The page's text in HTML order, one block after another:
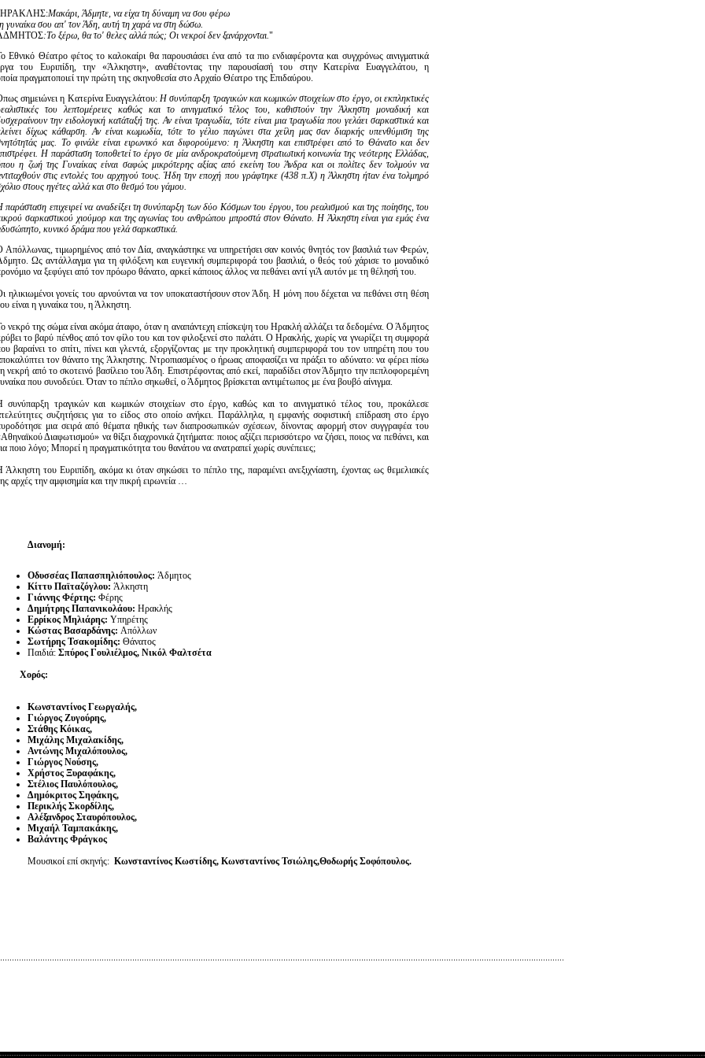
Μακάρι, Άδμητε, να είχα τη δύναμη να σου φέρω
γυναίκα σου απ' τον Άδη, αυτή τη χαρά να στη δώσω.
:Το ξέρω, θα το' θελες αλλά πώς; Οι νεκροί δεν ξανάρχονται."
Εθνικό Θέατρο φέτος το καλοκαίρι θα παρουσιάσει ένα από τα πιο ενδιαφέροντα και συγχρόνως αινιγματικά
του Ευριπίδη, την «Άλκηστη», αναθέτοντας την παρουσίασή του στην Κατερίνα Ευαγγελάτου, η
πραγματοποιεί την πρώτη της σκηνοθεσία στο Αρχαίο Θέατρο της Επιδαύρου.
σημειώνει η Κατερίνα Ευαγγελάτου:Η συνύπαρξη τραγικών και κωμικών στοιχείων στο έργο, οι εκπληκτικές
του λεπτομέρειες καθώς και το αινιγματικό τέλος του, καθιστούν την Άλκηστη μοναδική και
την ειδολογική κατάταξή της. Αν είναι τραγωδία, τότε είναι μια τραγωδία που γελάει σαρκαστικά και
δίχως κάθαρση. Αν είναι κωμωδία, τότε το γέλιο παγώνει στα χείλη μας σαν διαρκής υπενθύμιση της
μας. Το φινάλε είναι ειρωνικό και διφορούμενο: η Άλκηστη και επιστρέφει από το Θάνατο και δεν
Η παράσταση τοποθετεί το έργο σε μία ανδροκρατούμενη στρατιωτική κοινωνία της νεότερης Ελλάδας,
η ζωή της Γυναίκας είναι σαφώς μικρότερης αξίας από εκείνη του Άνδρα και οι πολίτες δεν τολμούν να
στις εντολές του αρχηγού τους. Ήδη την εποχή που γράφτηκε (438 π.Χ) η Άλκηστη ήταν ένα τολμηρό
στους ηγέτες αλλά και στο θεσμό του γάμου.
παράσταση επιχειρεί να αναδείξει τη συνύπαρξη των δύο Κόσμων του έργου, του ρεαλισμού και της ποίησης, του
σαρκαστικού χιούμορ και της αγωνίας του ανθρώπου μπροστά στον Θάνατο. Η Άλκηστη είναι για εμάς ένα
κυνικό δράμα που γελά σαρκαστικά.
Απόλλωνας, τιμωρημένος από τον Δία, αναγκάστηκε να υπηρετήσει σαν κοινός θνητός τον βασιλιά των Φερών,
Ως αντάλλαγμα για τη φιλόξενη και ευγενική συμπεριφορά του βασιλιά, ο θεός τού χάρισε το μοναδικό
να ξεφύγει από τον πρόωρο θάνατο, αρκεί κάποιος άλλος να πεθάνει αντί γιΆ αυτόν με τη θέλησή του.
ηλικιωμένοι γονείς του αρνούνται να τον υποκαταστήσουν στον Άδη. Η μόνη που δέχεται να πεθάνει στη θέση
είναι η γυναίκα του, η Άλκηστη.
νεκρό της σώμα είναι ακόμα άταφο, όταν η αναπάντεχη επίσκεψη του Ηρακλή αλλάζει τα δεδομένα. Ο Άδμητος
το βαρύ πένθος από τον φίλο του και τον φιλοξενεί στο παλάτι. Ο Ηρακλής, χωρίς να γνωρίζει τη συμφορά
βαραίνει το σπίτι, πίνει και γλεντά, εξοργίζοντας με την προκλητική συμπεριφορά του τον υπηρέτη που του
τον θάνατο της Άλκηστης. Ντροπιασμένος ο ήρωας αποφασίζει να πράξει το αδύνατο: να φέρει πίσω
νεκρή από το σκοτεινό βασίλειο του Άδη. Επιστρέφοντας από εκεί, παραδίδει στον Άδμητο την πεπλοφορεμένη
που συνοδεύει. Όταν το πέπλο σηκωθεί, ο Άδμητος βρίσκεται αντιμέτωπος με ένα βουβό αίνιγμα.
συνύπαρξη τραγικών και κωμικών στοιχείων στο έργο, καθώς και το αινιγματικό τέλος του, προκάλεσε
συζητήσεις για το είδος στο οποίο ανήκει. Παράλληλα, η εμφανής σοφιστική επίδραση στο έργο
μια σειρά από θέματα ηθικής των διαπροσωπικών σχέσεων, δίνοντας αφορμή στον συγγραφέα του
Διαφωτισμού» να θίξει διαχρονικά ζητήματα: ποιος αξίζει περισσότερο να ζήσει, ποιος να πεθάνει, και
ποιο λόγο; Μπορεί η πραγματικότητα του θανάτου να ανατραπεί χωρίς συνέπειες;
Άλκηστη του Ευριπίδη, ακόμα κι όταν σηκώσει το πέπλο της, παραμένει ανεξιχνίαστη, έχοντας ως θεμελιακές
αρχές την αμφισημία και την πικρή ειρωνεία …
Διανομή:
Οδυσσέας Παπασπηλιόπουλος: Άδμητος
Κίττυ Παϊταζόγλου: Άλκηστη
Γιάννης Φέρτης: Φέρης
Δημήτρης Παπανικολάου: Ηρακλής
Ερρίκος Μηλιάρης: Υπηρέτης
Κώστας Βασαρδάνης: Απόλλων
Σωτήρης Τσακομίδης: Θάνατος
Παιδιά: Σπύρος Γουλιέλμος, Νικόλ Φαλτσέτα
Χορός:
Κωνσταντίνος Γεωργαλής,
Γιώργος Ζυγούρης,
Στάθης Κόικας,
Μιχάλης Μιχαλακίδης,
Αντώνης Μιχαλόπουλος,
Γιώργος Νούσης,
Χρήστος Ξυραφάκης,
Στέλιος Παυλόπουλος,
Δημόκριτος Σηφάκης,
Περικλής Σκορδίλης,
Αλέξανδρος Σταυρόπουλος,
Μιχαήλ Ταμπακάκης,
Βαλάντης Φράγκος
Μουσικοί επί σκηνής: Κωνσταντίνος Κωστίδης, Κωνσταντίνος Τσιώλης,Θοδωρής Σοφόπουλος.